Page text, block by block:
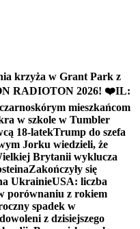
krzyża w Grant Park z
RADIOTON 2026! ❤️IL:
mieszkańcom
w szkole w Tumbler
18-latekTrump do szefa
Jorku wiedzieli, że
Brytanii wyklucza
Zakończyły się
UkrainieUSA: liczba
porównaniu z rokiem
spadek w
z dzisiejszego